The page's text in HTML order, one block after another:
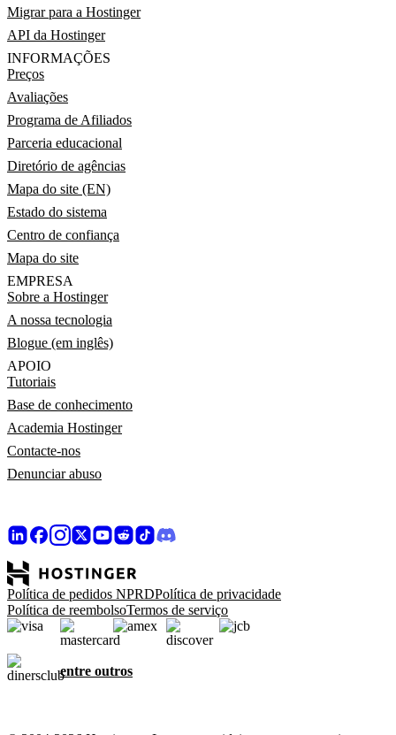
Migrar para a Hostinger
API da Hostinger
INFORMAÇÕES
Preços
Avaliações
Programa de Afiliados
Parceria educacional
Diretório de agências
Mapa do site (EN)
Estado do sistema
Centro de confiança
Mapa do site
EMPRESA
Sobre a Hostinger
A nossa tecnologia
Blogue (em inglês)
APOIO
Tutoriais
Base de conhecimento
Academia Hostinger
Contacte-nos
Denunciar abuso
Política de pedidos NPRDPolítica de privacidade
Política de reembolsoTermos de serviço
entre outros